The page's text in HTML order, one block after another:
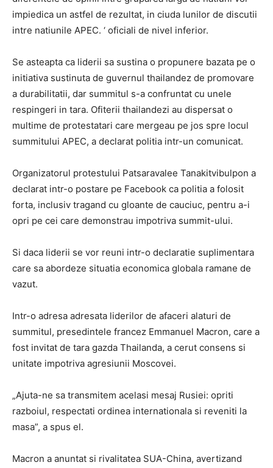
impiedica un astfel de rezultat, in ciuda lunilor de discutii
intre natiunile APEC. ‘ oficiali de nivel inferior.
Se asteapta ca liderii sa sustina o propunere bazata pe o
initiativa sustinuta de guvernul thailandez de promovare
a durabilitatii, dar summitul s-a confruntat cu unele
respingeri in tara. Ofiterii thailandezi au dispersat o
multime de protestatari care mergeau pe jos spre locul
summitului APEC, a declarat politia intr-un comunicat.
Organizatorul protestului Patsaravalee Tanakitvibulpon a
declarat intr-o postare pe Facebook ca politia a folosit
forta, inclusiv tragand cu gloante de cauciuc, pentru a-i
opri pe cei care demonstrau impotriva summit-ului.
Si daca liderii se vor reuni intr-o declaratie suplimentara
care sa abordeze situatia economica globala ramane de
vazut.
Intr-o adresa adresata liderilor de afaceri alaturi de
summitul, presedintele francez Emmanuel Macron, care a
fost invitat de tara gazda Thailanda, a cerut consens si
unitate impotriva agresiunii Moscovei.
„Ajuta-ne sa transmitem acelasi mesaj Rusiei: opriti
razboiul, respectati ordinea internationala si reveniti la
masa”, a spus el.
Macron a anuntat si rivalitatea SUA-China, avertizand